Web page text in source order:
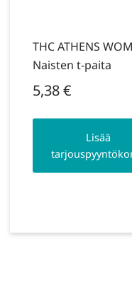
THC ATHENS
Naisten t-paita
5,38€
Lisää